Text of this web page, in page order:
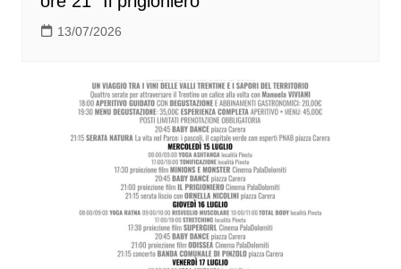
13/07/2026